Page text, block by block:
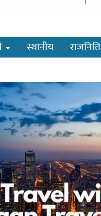
स्थानीय राजनिति